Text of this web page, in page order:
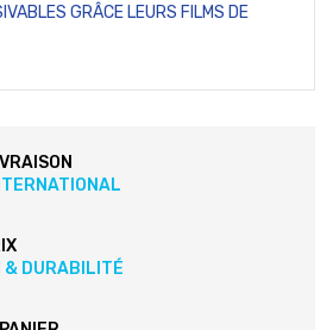
GRÂCE LEURS FILMS DE
& DURABILITÉ